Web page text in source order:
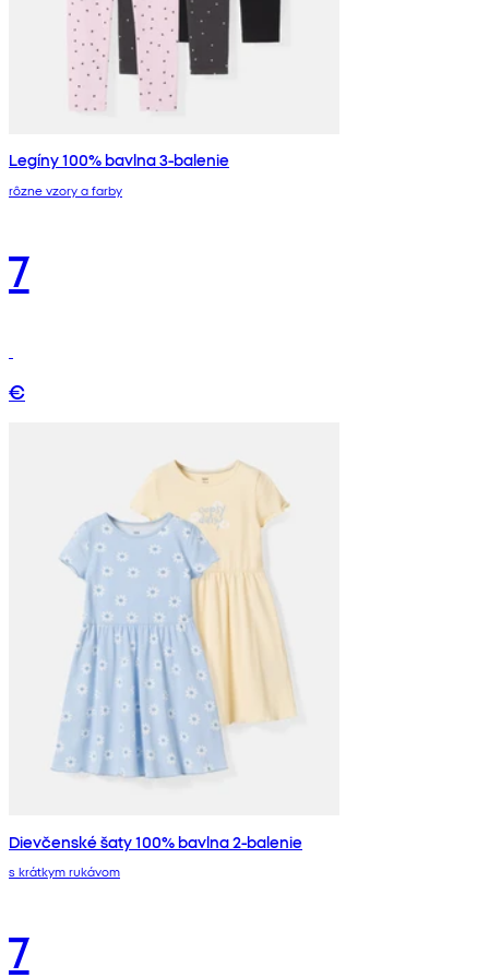
Legíny 100% bavlna 3-balenie
rôzne vzory a farby
7
€
Dievčenské šaty 100% bavlna 2-balenie
s krátkym rukávom
7